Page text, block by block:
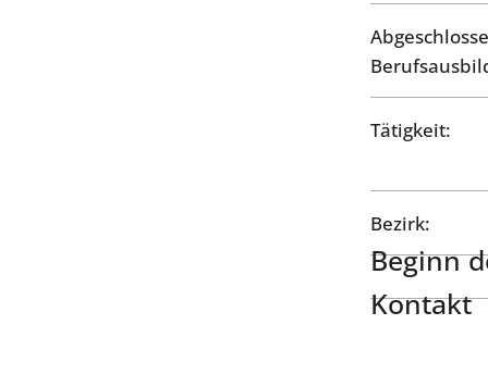
Tätigkeit:
Bezirk:
Beginn
Kontakt